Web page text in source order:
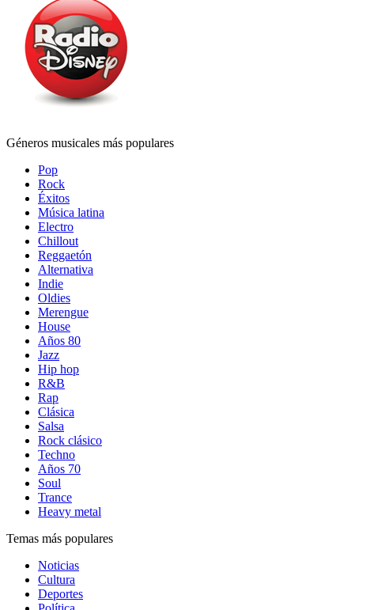
Géneros musicales más populares
Pop
Rock
Éxitos
Música latina
Electro
Chillout
Reggaetón
Alternativa
Indie
Oldies
Merengue
House
Años 80
Jazz
Hip hop
R&B
Rap
Clásica
Salsa
Rock clásico
Techno
Años 70
Soul
Trance
Heavy metal
Temas más populares
Noticias
Cultura
Deportes